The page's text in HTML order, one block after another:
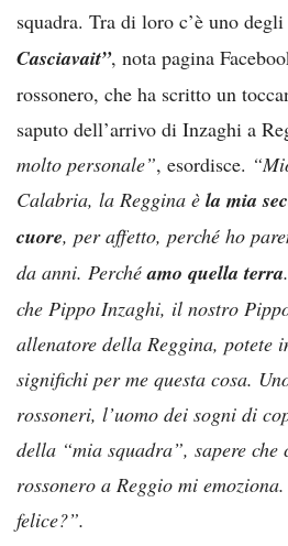
squadra. Tra di loro c’è uno
Casciavait”, nota pagina
rossonero, che ha scritto un
saputo dell’arrivo di Inzaghi a
molto personale”, esordisce.
Calabria, la Reggina è la mia
cuore, per affetto, perché ho
da anni. Perchéamo quella terra
che Pippo Inzaghi, il nostro
allenatore della Reggina, potete
significhi per me questa cosa.
rossoneri, l’uomo dei sogni di
della “mia squadra”, sapere che
rossonero a Reggio mi
felice?”.